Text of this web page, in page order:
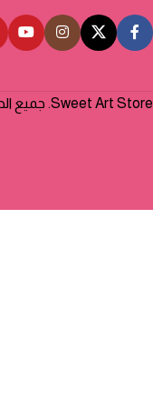
Sweet Art Store. جميع الحقوق محفوظة 2026©